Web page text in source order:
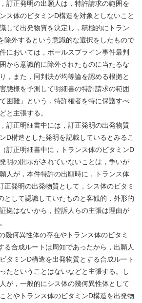
訂正発明の出願人は，特許請求の範囲を
ス体のビタミンD構造を対象としないこと
して出発物質を決定し，積極的にトラン
除外するという意識的な選択をしたもので
においては，ボールスプライン事件最判
から意識的に除外されたものに当たるな
，また，同判決が均等論を認める根拠と
態様を予測して明細書の特許請求の範囲
困難」という，特許権者を特に保護すべ
と主張する。
訂正明細書中には，訂正発明の出発物質
D構造とした発明を記載しているとみるこ
訂正明細書中に，トランス体のビタミンD
明の開示がされていないことは，争いが
人が，本件特許の出願時に，トランス体
正発明の出発物質として，シス体のビタミ
として認識していたものと客観的，外形的
拠はないから，控訴人らの主張は理由が
幾何異性体の存在やトランス体のビタミ
る合成ルートは周知であったから，出願人
タミンD構造を出発物質とする合成ルート
たということはないなどと主張する。し
が，一般的にシス体の幾何異性体として
とやトランス体のビタミンD構造を出発物